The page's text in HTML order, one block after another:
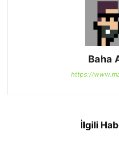
Baha
https://
İlgili